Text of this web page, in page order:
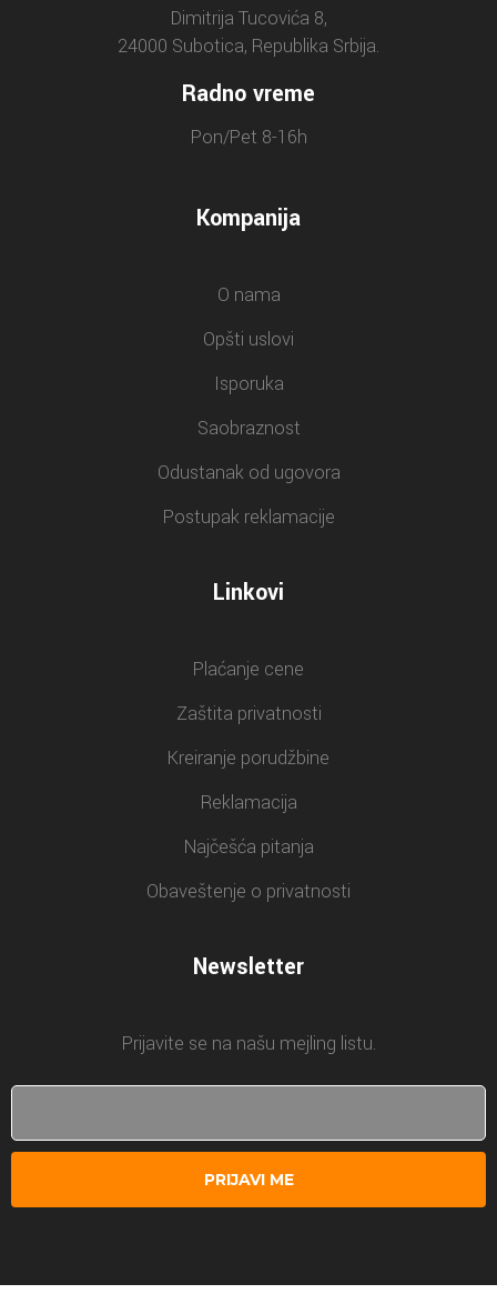
Dimitrija Tucovića 8,
24000 Subotica, Republika Srbija.
Radno vreme
Pon/Pet 8-16h
Kompanija
O nama
Opšti uslovi
Isporuka
Saobraznost
Odustanak od ugovora
Postupak reklamacije
Linkovi
Plaćanje cene
Zaštita privatnosti
Kreiranje porudžbine
Reklamacija
Najčešća pitanja
Obaveštenje o privatnosti
Newsletter
Prijavite se na našu mejling listu.
PRIJAVI ME